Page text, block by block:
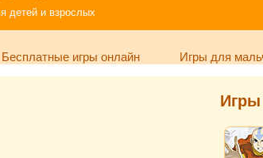
детей и взрослых
Бесплатные игры онлайн Игры для
Игры